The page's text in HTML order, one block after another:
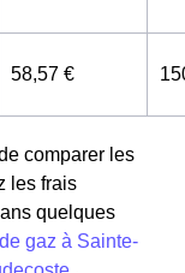
58,57 €
comparer les
les frais
quelques
gaz à Sainte-